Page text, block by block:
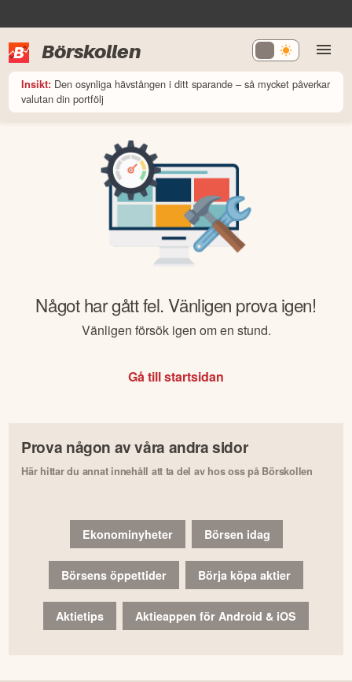
Börskollen
Insikt: Den osynliga hävstången i ditt sparande – så mycket påverkar
valutan din portfölj
Något har gått fel. Vänligen prova igen!
Vänligen försök igen om en stund.
Gå till startsidan
Prova någon av våra andra sidor
Här hittar du annat innehåll att ta del av hos oss på Börskollen
Ekonominyheter Börsen idag
Börsens öppettider Börja köpa aktier
Aktietips Aktieappen för Android & iOS